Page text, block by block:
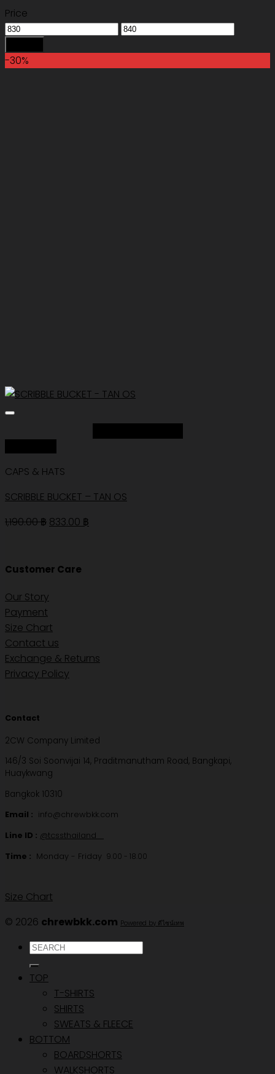
Price
ราคา
สุด
ราคา
-30%
CAPS & HATS
SCRIBBLE BUCKET – TAN OS
1,190.00฿ Original
1,190.00 ฿.
833.00 ฿
Customer Care
Our Story
Payment
Size Chart
Contact us
Exchange & Returns
Privacy Policy
Contact
2CW Company Limited
146/3 Soi Soonvijai 14, Praditmanutham Road, Bangkapi,
Huaykwang
Bangkok 10310
Email : info@chrewbkk.com
Line ID : @tcssthailand
Time : Monday - Friday 9.00 - 18.00
Size Chart
© 2026 chrewbkk.com Powered by ดีไซน์เทพ
ค้นหา:
TOP
T-SHIRTS
SHIRTS
SWEATS & FLEECE
BOTTOM
BOARDSHORTS
WALKSHORTS